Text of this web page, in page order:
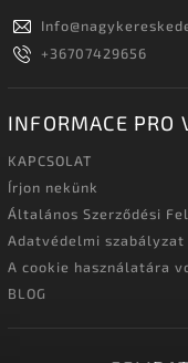
Info@
+36707429656
INFORMACE PRO
KAPCSOLAT
Írjon nekünk
Általános Szerződési
Adatvédelmi szabályzat
A cookie használatára
BLOG